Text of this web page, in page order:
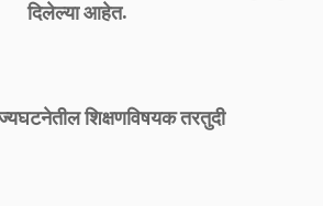
दिलेल्या आहेत.
शिक्षणविषयक तरतुदी